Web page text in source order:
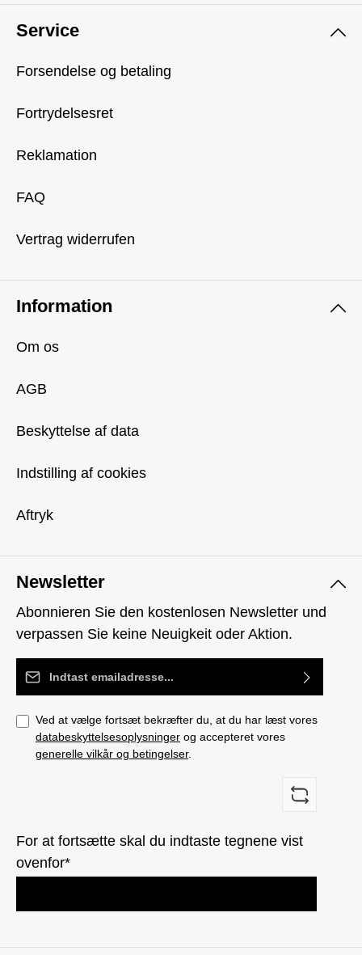
Newsletter
Abonnieren Sie den kostenlosen Newsletter und
verpassen Sie keine Neuigkeit oder Aktion.
Email adresse*
Ved at vælge fortsæt bekræfter du, at du har læst vores
databeskyttelsesoplysninger og accepteret vores
generelle vilkår og betingelser.
For at fortsætte skal du indtaste tegnene vist
ovenfor*
Service
Forsendelse og betaling
Fortrydelsesret
Reklamation
FAQ
Vertrag widerrufen
Information
Om os
AGB
Beskyttelse af data
Indstilling af cookies
Aftryk